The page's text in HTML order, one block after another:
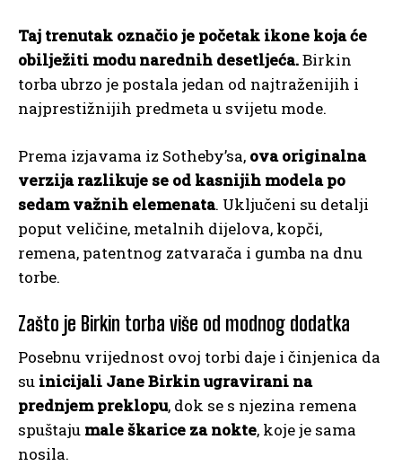
Taj trenutak označio je početak ikone koja će
obilježiti modu narednih desetljeća.Birkin
torba ubrzo je postala jedan od najtraženijih i
najprestižnijih predmeta u svijetu mode.
Prema izjavama iz Sotheby’sa, ova originalna
verzija razlikuje se od kasnijih modela po
sedam važnih elemenata. Uključeni su detalji
poput veličine, metalnih dijelova, kopči,
remena, patentnog zatvarača i gumba na dnu
torbe.
Zašto je Birkin torba više od modnog dodatka
Posebnu vrijednost ovoj torbi daje i činjenica da
su inicijali Jane Birkin ugravirani na
prednjem preklopu, dok se s njezina remena
spuštaju male škarice za nokte, koje je sama
nosila.